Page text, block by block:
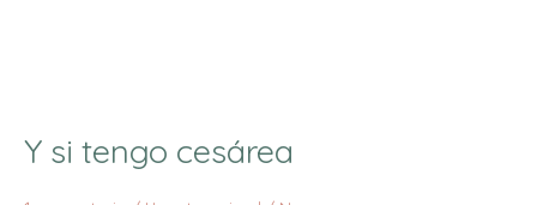
Y si tengo cesárea